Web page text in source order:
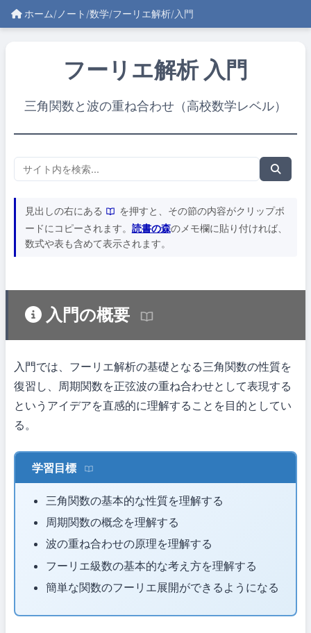
ホーム/ ノート /数学/フーリエ解析/入門
フーリエ解析 入門
三角関数と波の重ね合わせ（高校数学レベル）
見出しの右にある
を押すと、その節の内容がクリップボ
ードにコピーされます。 読書の森のメモ欄に貼り付ければ、
数式や表も含めて表示されます。
入門の概要
入門では、フーリエ解析の基礎となる三角関数の性質を
復習し、周期関数を正弦波の重ね合わせとして表現する
というアイデアを直感的に理解することを目的としてい
る。
学習目標
三角関数の基本的な性質を理解する
周期関数の概念を理解する
波の重ね合わせの原理を理解する
フーリエ級数の基本的な考え方を理解する
簡単な関数のフーリエ展開ができるようになる